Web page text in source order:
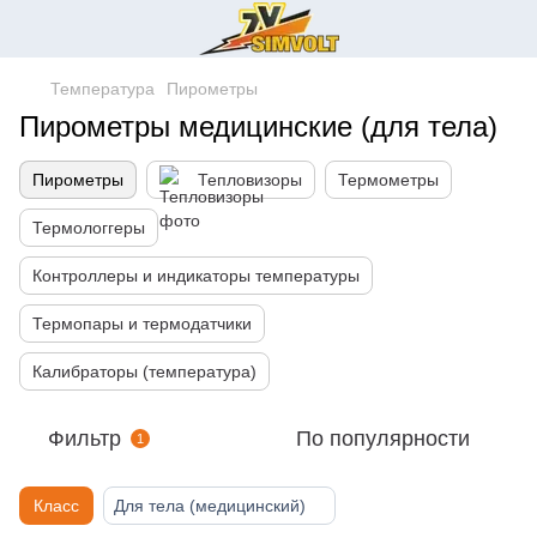
Температура Пирометры
Пирометры медицинские (для тела)
Пирометры Тепловизоры Термометры
Термологгеры
Контроллеры и индикаторы температуры
Термопары и термодатчики
Калибраторы (температура)
Фильтр 1 По популярности
Класс Для тела (медицинский)